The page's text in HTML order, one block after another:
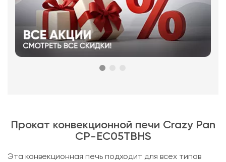
Прокат конвекционной печи Crazy Pan
CP-EC05TBHS
Эта конвекционная печь подходит для всех типов